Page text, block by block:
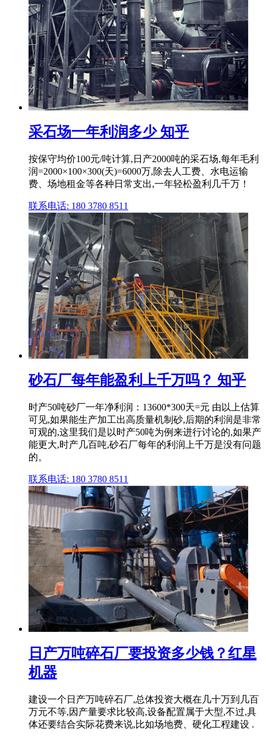
采石场一年利润多少 知乎
按保守均价100元/吨计算,日产2000吨的采石场,每年毛利
润=2000×100×300(天)=6000万,除去人工费、水电运输
费、场地租金等各种日常支出,一年轻松盈利几千万！
联系电话: 180 3780 8511
砂石厂每年能盈利上千万吗？ 知乎
时产50吨砂厂一年净利润：13600*300天=元 由以上估算
可见,如果能生产加工出高质量机制砂,后期的利润是非常
可观的,这里我们是以时产50吨为例来进行讨论的,如果产
能更大,时产几百吨,砂石厂每年的利润上千万是没有问题
的。
联系电话: 180 3780 8511
日产万吨碎石厂要投资多少钱？红星
机器
建设一个日产万吨碎石厂,总体投资大概在几十万到几百
万元不等,因产量要求比较高,设备配置属于大型,不过,具
体还要结合实际花费来说,比如场地费、硬化工程建设 .